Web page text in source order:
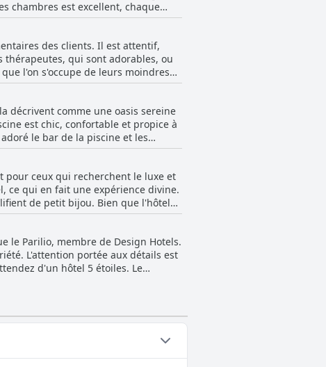
l'ensemble, un excellent petit-
chambres est excellent, chaque
des chambres bruyantes dans le
du design et le confort des
calmes avec de jolis balcons, des
l'île, ce qui en fait l'endroit idéal
des clients. Il est attentif,
thérapeutes, qui sont adorables, ou
l'on s'occupe de leurs moindres
Même le directeur est
mais dans l'ensemble, les
décrivent comme une oasis sereine
est chic, confortable et propice à
le bar de la piscine et les
atout. Dans l'ensemble, les clients
aient jamais vues. Qu'il s'agisse
cette piscine a tout pour plaire !
pour ceux qui recherchent le luxe et
ce qui en fait une expérience divine.
de petit bijou. Bien que l'hôtel
la hauteur, la majorité des
se détendre et profiter d'une
piscine pourrait être amélioré. Dans
les attentes de nombreux clients.
le Parilio, membre de Design Hotels.
L'attention portée aux détails est
d'un hôtel 5 étoiles. Le
à dire que le Parilio est un lieu